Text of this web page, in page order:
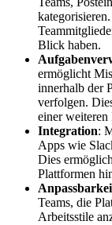
Blick haben.
ermöglicht
innerhalb der
verfolgen.
einer weiteren
Integration:
Apps wie
Dies
Plattformen
Teams, die
Arbeitsstile